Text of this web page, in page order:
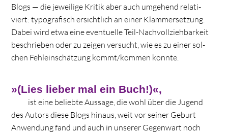
Blogs — die jewei­lige Kri­tik aber auch umge­hend rela­ti­
viert: typo­gra­fisch ersicht­lich an einer Klam­mer­set­zung.
Dabei wird etwa eine even­tu­elle Teil-Nach­voll­zieh­bar­keit
beschrie­ben oder zu zei­gen ver­sucht, wie es zu einer sol­
chen Fehl­ein­schät­zung kommt/kommen konnte.
»(Lies lieber mal ein Buch!)«,
ist eine beliebte Aus­sage, die wohl über die Jugend
des Autors diese Blogs hin­aus, weit vor sei­ner Geburt
Anwen­dung fand und auch in unse­rer Gegen­wart noch